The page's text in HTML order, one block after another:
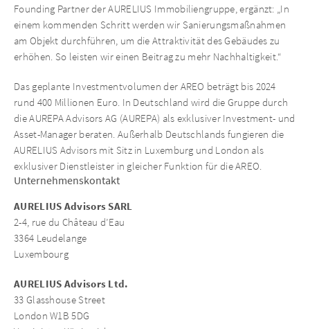
Founding Partner der AURELIUS Immobiliengruppe, ergänzt: „In
einem kommenden Schritt werden wir Sanierungsmaßnahmen
am Objekt durchführen, um die Attraktivität des Gebäudes zu
erhöhen. So leisten wir einen Beitrag zu mehr Nachhaltigkeit.“
Das geplante Investmentvolumen der AREO beträgt bis 2024
rund 400 Millionen Euro. In Deutschland wird die Gruppe durch
die AUREPA Advisors AG (AUREPA) als exklusiver Investment- und
Asset-Manager beraten. Außerhalb Deutschlands fungieren die
AURELIUS Advisors mit Sitz in Luxemburg und London als
exklusiver Dienstleister in gleicher Funktion für die AREO.
Unternehmenskontakt
AURELIUS Advisors SARL
2-4, rue du Château d’Eau
3364 Leudelange
Luxembourg
AURELIUS Advisors Ltd.
33 Glasshouse Street
London W1B 5DG